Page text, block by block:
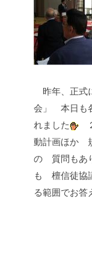
昨年、正式
会」
本日も
れました
動計画ほか
の 質問もあ
も
檀信徒協
る範囲でお答